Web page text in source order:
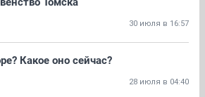
30 июля в 16:57
Какое оно сейчас?
28 июля в 04:40